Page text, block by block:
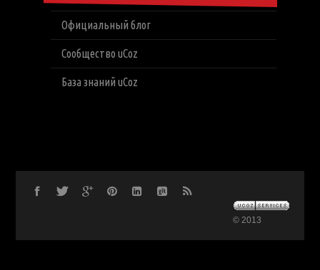
Официальный блог
Сообщество uCoz
База знаний uCoz
© 2013